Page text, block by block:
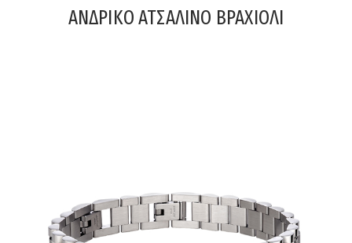
ΑΝΔΡΙΚΟ ΑΤΣΑΛΙΝΟ ΒΡΑΧΙΟΛΙ